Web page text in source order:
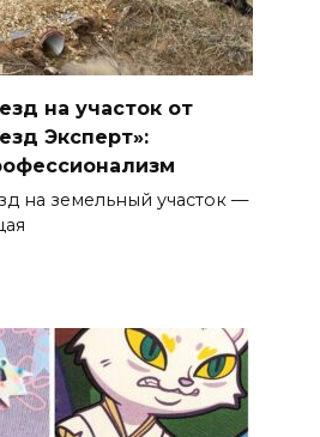
на участок от
Эксперт»:
на земельный участок —